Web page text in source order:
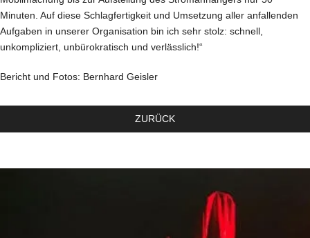
Minuten. Auf diese Schlagfertigkeit und Umsetzung aller anfallenden
Aufgaben in unserer Organisation bin ich sehr stolz: schnell,
unkompliziert, unbürokratisch und verlässlich!“
Bericht und Fotos: Bernhard Geisler
ZURÜCK